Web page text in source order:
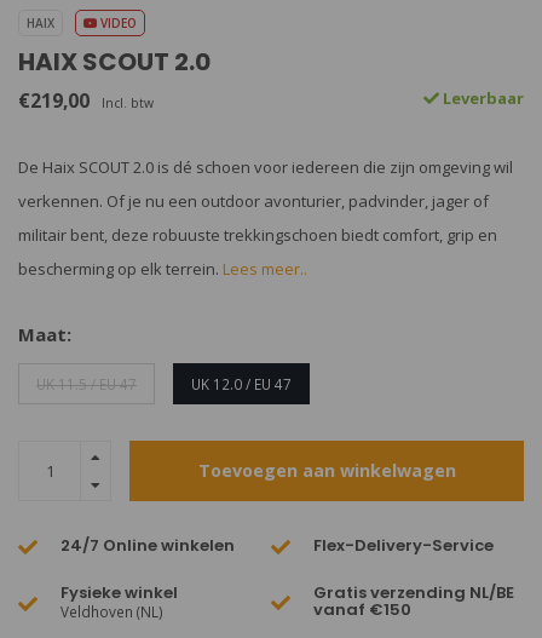
HAIX VIDEO
HAIX SCOUT 2.0
€219,00 Incl. btw Leverbaar
De Haix SCOUT 2.0 is dé schoen voor iedereen die zijn omgeving wil
verkennen. Of je nu een outdoor avonturier, padvinder, jager of
militair bent, deze robuuste trekkingschoen biedt comfort, grip en
bescherming op elk terrein. Lees meer..
Maat:
UK 11.5 / EU 47 UK 12.0 / EU 47
Toevoegen aan winkelwagen
24/7 Online winkelen Flex-Delivery-Service
Fysieke winkel
Veldhoven (NL)
Gratis verzending NL/BE
vanaf €150